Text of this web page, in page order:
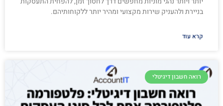
בניירת ולהעניק שירות מקצועי ומהיר יותר ללקוחותיהם.
קרא עוד
רואה חשבון דיגיטלי